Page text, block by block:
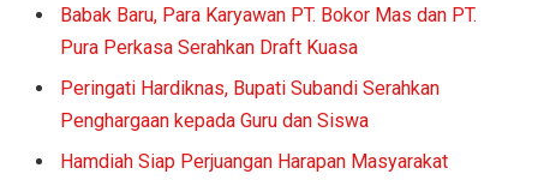
Babak Baru, Para Karyawan PT. Bokor Mas dan PT.
Pura Perkasa Serahkan Draft Kuasa
Peringati Hardiknas, Bupati Subandi Serahkan
Penghargaan kepada Guru dan Siswa
Hamdiah Siap Perjuangan Harapan Masyarakat